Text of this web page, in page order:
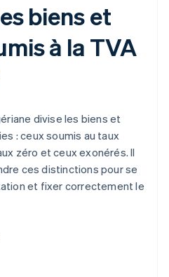
biens et
à la TVA
divise les biens et
: ceux soumis au taux
zéro et ceux exonérés. Il
ces distinctions pour se
et fixer correctement le